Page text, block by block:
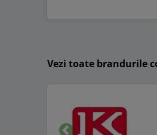
Vezi toate brandurile